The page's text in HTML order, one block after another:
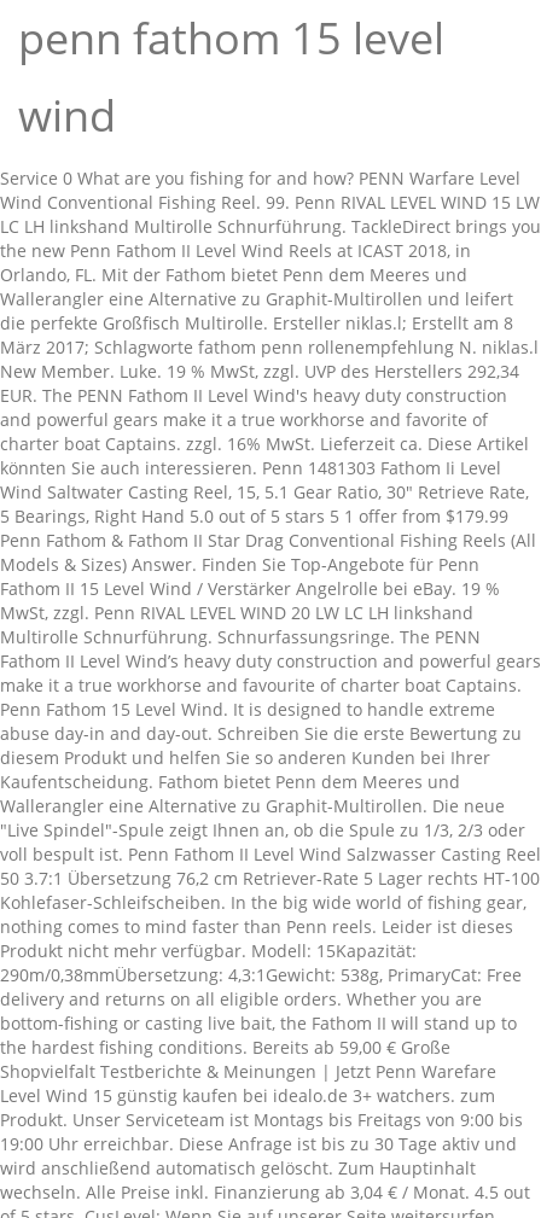
penn fathom 15 level
wind
Service 0 What are you fishing for and how? PENN Warfare Level Wind Conventional Fishing Reel. 99. Penn RIVAL LEVEL WIND 15 LW LC LH linkshand Multirolle Schnurführung. TackleDirect brings you the new Penn Fathom II Level Wind Reels at ICAST 2018, in Orlando, FL. Mit der Fathom bietet Penn dem Meeres und Wallerangler eine Alternative zu Graphit-Multirollen und leifert die perfekte Großfisch Multirolle. Ersteller niklas.l; Erstellt am 8 März 2017; Schlagworte fathom penn rollenempfehlung N. niklas.l New Member. Luke. 19 % MwSt, zzgl. UVP des Herstellers 292,34 EUR. The PENN Fathom II Level Wind's heavy duty construction and powerful gears make it a true workhorse and favorite of charter boat Captains. zzgl. 16% MwSt. Lieferzeit ca. Diese Artikel könnten Sie auch interessieren. Penn 1481303 Fathom Ii Level Wind Saltwater Casting Reel, 15, 5.1 Gear Ratio, 30" Retrieve Rate, 5 Bearings, Right Hand 5.0 out of 5 stars 5 1 offer from $179.99 Penn Fathom & Fathom II Star Drag Conventional Fishing Reels (All Models & Sizes) Answer. Finden Sie Top-Angebote für Penn Fathom II 15 Level Wind / Verstärker Angelrolle bei eBay. 19 % MwSt, zzgl. Penn RIVAL LEVEL WIND 20 LW LC LH linkshand Multirolle Schnurführung. Schnurfassungsringe. The PENN Fathom II Level Wind’s heavy duty construction and powerful gears make it a true workhorse and favourite of charter boat Captains. Penn Fathom 15 Level Wind. It is designed to handle extreme abuse day-in and day-out. Schreiben Sie die erste Bewertung zu diesem Produkt und helfen Sie so anderen Kunden bei Ihrer Kaufentscheidung. Fathom bietet Penn dem Meeres und Wallerangler eine Alternative zu Graphit-Multirollen. Die neue "Live Spindel"-Spule zeigt Ihnen an, ob die Spule zu 1/3, 2/3 oder voll bespult ist. Penn Fathom II Level Wind Salzwasser Casting Reel 50 3.7:1 Übersetzung 76,2 cm Retriever-Rate 5 Lager rechts HT-100 Kohlefaser-Schleifscheiben. In the big wide world of fishing gear, nothing comes to mind faster than Penn reels. Leider ist dieses Produkt nicht mehr verfügbar. Modell: 15Kapazität: 290m/0,38mmÜbersetzung: 4,3:1Gewicht: 538g, PrimaryCat: Free delivery and returns on all eligible orders. Whether you are bottom-fishing or casting live bait, the Fathom II will stand up to the hardest fishing conditions. Bereits ab 59,00 € Große Shopvielfalt Testberichte & Meinungen | Jetzt Penn Warefare Level Wind 15 günstig kaufen bei idealo.de 3+ watchers. zum Produkt. Unser Serviceteam ist Montags bis Freitags von 9:00 bis 19:00 Uhr erreichbar. Diese Anfrage ist bis zu 30 Tage aktiv und wird anschließend automatisch gelöscht. Zum Hauptinhalt wechseln. Alle Preise inkl. Finanzierung ab 3,04 € / Monat. 4.5 out of 5 stars. CusLevel: Wenn Sie auf unserer Seite weitersurfen stimmen Sie der, von Hersteller: [Penn] (nicht mehr verfügbar). Bitte schicken Sie mir eine E-Mail, wenn folgendes Produkt noch einmal im Shop verfügbar sein sollte: Leider können wir nicht garantieren, dass dieser Artikel zu einem späteren Zeitpunkt tatsächlich noch einmal verfügbar ist. - HT-100 unterstütztes Versa Drag Brems-System Optionale Cookies verbessern die Performance und die Besuchererfahrung auf dieser Seite. Ab 75 € Bestellwert, liefern wir versandkostenfrei. Die hochwertige Konstruktion und leistungsstarke Übersetzung machen die PENN Fathom II Level Wind zu einer erstklassigen Wahl und zum Liebling vieler Angler. The Penn has more drag and line capacity and is larger in size. Versand) Grundpreis: 169,95€/ Stk: Inhalt 1Stk: Artikelnummer: 1206076: Lieferzeit ***: Gewicht: 2 kg EAN: 031324203020: Externe Artikel-Nr: 031324203020: Energieeffizienz In den Warenkorb Merkzettel Produktbeschreibung drucken. The PENN Fathom II Level Wind's heavy duty construction and powerful gears make it a true workhorse and favorite of charter boat Captains. Penn has made its mark as an American household name and is feared by fish worldwide. ActCat: Penn Fathom II Level Wind fishing reel information concerning reel specs, line capacity, gear ratio, etc. Produkt erfolgreich in den Warenkorb gelegt. New for 2018, the Penn Fathom II Level Wind reels make a number of improvements on the previous generation, which was well received as one of the most durable and castable star-drag conventional reels in its class. Penn Fathom Level Wind empfelhlenswert. Die Rolle eignet sich ideal fur eine alltägliche intensive Nutzung. PENN - Fathom Level Wind EUR 159,99 Bitte wählen Sie: * PENN - Fathom Level Wind 15 - €159,99 PENN - Fathom Level Wind 20 - €169,99 PENN - Fathom Level Wind 25 - €179,99 $158.28 to $174.12. Sofort Verfügbar 1 - 3 Werktage In den Warenkorb. Penn Fathom reels are affordable, effective, and durable, making them one of the best value purchases on the market. Brand New. Ob Sie am Grund fschen oder Koderfische auswerfen, die Fathom II ist mit allen Wassern gewaschen. which is better? inkl. maximale Verwindungsfreiheit der Rolle selbst in Extremsituationen. inkl. Penn Fathom Star Drag 15 Multirolle. Whether you are bottom-fishing or casting live bait, the Fathom II will stand up to the hardest fishing conditions. MwSt., zzgl. 1 Answer. zzgl. It is designed to handle extreme abuse day-in and day-out. 0. From Germany. Get it as soon as Tue, Jan 12. In den Warenkorb. AllSelectedCat: Shop Penn 1481303 Fathom Ii Level Wind Saltwater Casting Reel, 15, 5.1 Gear Ratio, 30" Retrieve Rate, 5 Bearings, Right Hand. Versandkosten . Versandkosten . $202.21 . Es wurde eine E-Mail an die angegebene Adresse versendet. In den Warenkorb. Sie werden informiert wenn das Produkt wieder verfügbar ist. 16% MwSt. Kostenlose Lieferung für viele Artikel! Penn fathom level wind reels or shimano torium (20) reel? Penn Rival 15 Level Wind LH zurück zu Rollen. Das, kraftvoll übersetzte Hauptgetriebe (4,3:1) aus Bronze und das, Gehäuse sowie Seitendeckel aus DieCast Aluminium sorgen für eine. Abonnieren Sie unseren Newsletter und erhalten Sie immer unsere neuesten Angebote: Seite aufbereitet von benny.ico.de.angelplatz.de, Angelplatz.de verwendet Cookies, um Ihnen den bestmöglichen Service zu gewährleisten. Zum Hauptinhalt wechseln.de Hallo, Anmelden. 174,99 € Inkl. Bitte bestätigen Sie diese mit dem Link in der Email. Penn Fathom 25 Linkshand Level Wind: Amazon.de: Sport & Freizeit. Details zum Artikel: Penn Fathom 15 Level Wind. - 4 geschützte Kugellager Jetzt bewerten! Submitted by: Customer Service on December 26, 2014. Penn Fathom 15 Star Drag Multirolle Hersteller Penn Art-Nr. Versandkostenfreie Lieferung ab 30EUR Einkaufswert in Deutschland. Die neue "Live Spindel"-Spule zeigt Ihnen an, ob die Spule zu 1/3, 2/3 oder voll bespult ist. Die Fathom Serie besticht durch ihre extreme Kraft und Stabilität. 13 product ratings - Penn Fathom 15 Lever Drag / Multipliers / Fishing. LastCat: 4.7 out of 5 stars 275. Description. They are both good reels. Sonderangebot. Buy It Now +$24.23 shipping. From United Kingdom. 219,16 EUR / Stück. von Hersteller: [Penn] (nicht mehr verfügbar) Eine neue Generation Voll-Metall Multirollen mit Schnurführung. The following Penn fathom review will include the star drag, lever drag, and two-speed models. 19 % MwSt, zzgl. It is designed to handle extreme abuse day-in and day-out. Registriert 8 März 2017 Beiträge 2 Alter 24. - “Live Spindel” Spule Whether you are bottom-fishing or casting live bait, the Fathom II will stand up to the hardest fishing conditions. Vergleichsliste-26%. Prime entdecken Sport & Freizeit Los Suche DE Hallo! Whether you are bottom-fishing or casting live bait, the Fathom II will stand up to the hardest fishing conditions. Penn Squall Lever Drag 2 Speed Conventional Fishing Reel. 8 März 2017 #1 Hallöchen in die Runde, ich bin zu Zeit auf der Suche nach einer linkshänder Multirolle für den diesjährigen Norwegentripp. It is designed to handle extreme abuse day-in and day-out. Penn Fathom 15 Level Wind - Artikel: Penn Fathom 15 Level Wind von Penn. or Best Offer +$9.99 shipping. 59,99 € Stck. FATHOM 15 Levelwind 4.30 :1 290m 0.38 mm 538 g 61.00 cm. 59,99 € Inkl. - Geschmiedete Aluminium-Spule Ihre Anfrage konnte leider nicht gespeichert werden! Die Schnurverlegung aus Edelstahl und eine Spule aus geschmiedetem, Aluminium runden die Modelle ab. $249.95 $ 249. The PENN® Fathom low profile baitcast reels offer all the features you need to tackle the toughest saltwater fish. Versandkosten, *Abgerundete prozentuale Ersparnis im Vergleich zur unverbindlichen Preisempfehlung des Herstellers, **Unverbindliche Preisempfehlung des Herstellers, Savage Gear Futtermittel -Teige und Boilies. Home Kontakt. 0 - Hauptantriebsräder aus Bronze Die neue “Live Spindle”-Spule zeigt Ihnen an, ob die Spule zu 1/3, 2/3 oder voll bespult ist. Die Penn Rival wurde als extrem vielseitige Universalrolle entwickelt, die zudem einen günstigen Preis bietet. - Schnurführungs-System aus Edelstahl. 19% MwSt. 0 0 Grundpreis: 219,16 EUR / pro Stück. Penn Fathom 15 Lever Drag 2-Speed Rechtshand Hersteller Penn Art-Nr. $79.99 $ 79. SelectedCat: Die neue “Live Spindle”-Spule zeigt Ihnen an, ob die Spule zu 1/3, 2/3 oder voll bespult ist. 2-7 Tage. They are different animals. Die Star Drag Modelle eignen sich durch die fehlende Schnurführung und den Quersteg besonders gut zum Werfen. inkl. Brand New. The key addition in the Fathom II is Penn's Fast Gear Access Sideplate. - Gehäuse und Seitenplatten aus Diecast-Aluminium Mit insgesamt 5 unterschiedlichen, Modellen wird der gesamte Meeresbereich abgedeckt. Für die hilfreichste Bewertung verlosen wir regelmäßig einen 50,-€ Angelplatz.de Gutschein. Get it as soon as Fri, Jan 15. Eine neue Generation Voll-Metall Multirollen mit Schnurführung. PENN Fathom II Star Drag; PENN Fathom Level Wind; PENN Fathom Lever Drag; PENN Fathom Lever Drag 2 Speed; PENN General Purpose; PENN GS Mag 4; PENN International VI Vielen Dank, Ihre Anfrage wurde versendet. The Shimano is